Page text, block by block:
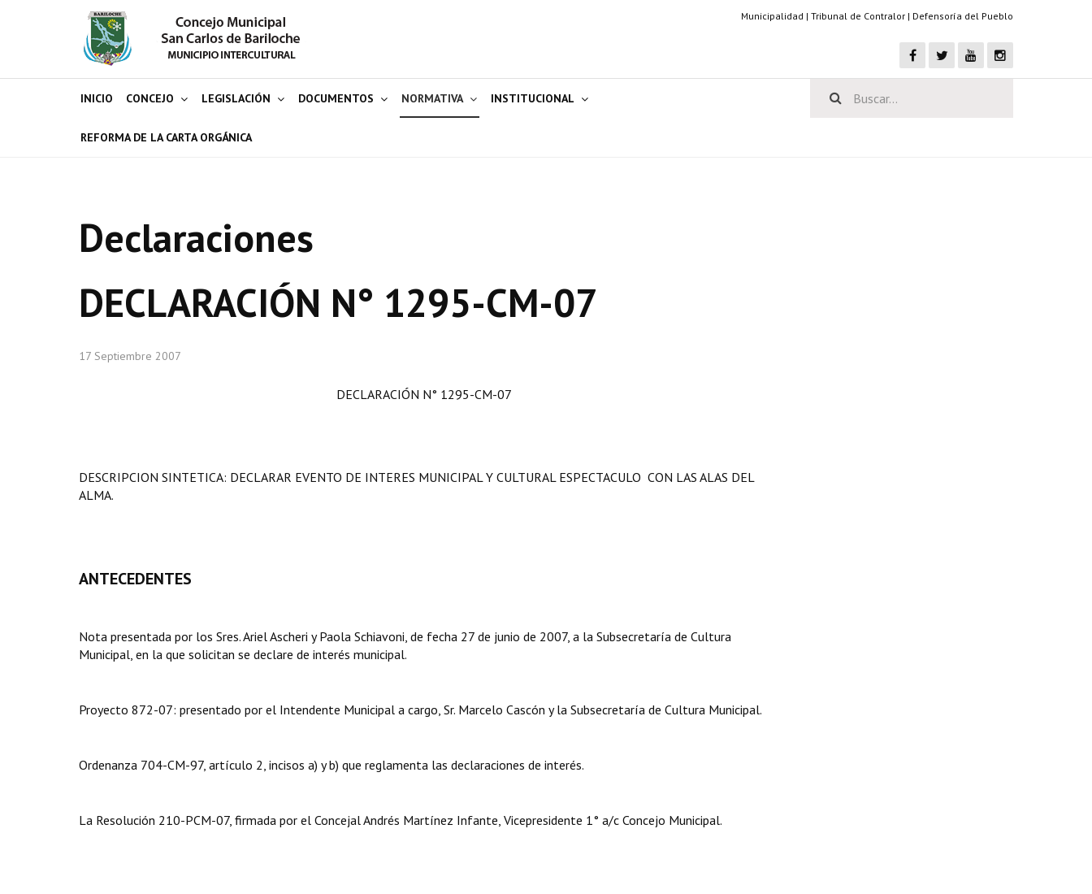
Municipalidad | Tribunal de Contralor | Defensoría del Pueblo
INICIO CONCEJO LEGISLACIÓN DOCUMENTOS NORMATIVA INSTITUCIONAL
REFORMA DE LA CARTA ORGÁNICA
Declaraciones
DECLARACIÓN N° 1295-CM-07
17 Septiembre 2007
DECLARACIÓN N° 1295-CM-07
DESCRIPCION SINTETICA: DECLARAR EVENTO DE INTERES MUNICIPAL Y CULTURAL ESPECTACULO CON LAS ALAS DEL
ALMA.
ANTECEDENTES
Nota presentada por los Sres. Ariel Ascheri y Paola Schiavoni, de fecha 27 de junio de 2007, a la Subsecretaría de Cultura
Municipal, en la que solicitan se declare de interés municipal.
Proyecto 872-07: presentado por el Intendente Municipal a cargo, Sr. Marcelo Cascón y la Subsecretaría de Cultura Municipal.
Ordenanza 704-CM-97, artículo 2, incisos a) y b) que reglamenta las declaraciones de interés.
La Resolución 210-PCM-07, firmada por el Concejal Andrés Martínez Infante, Vicepresidente 1° a/c Concejo Municipal.